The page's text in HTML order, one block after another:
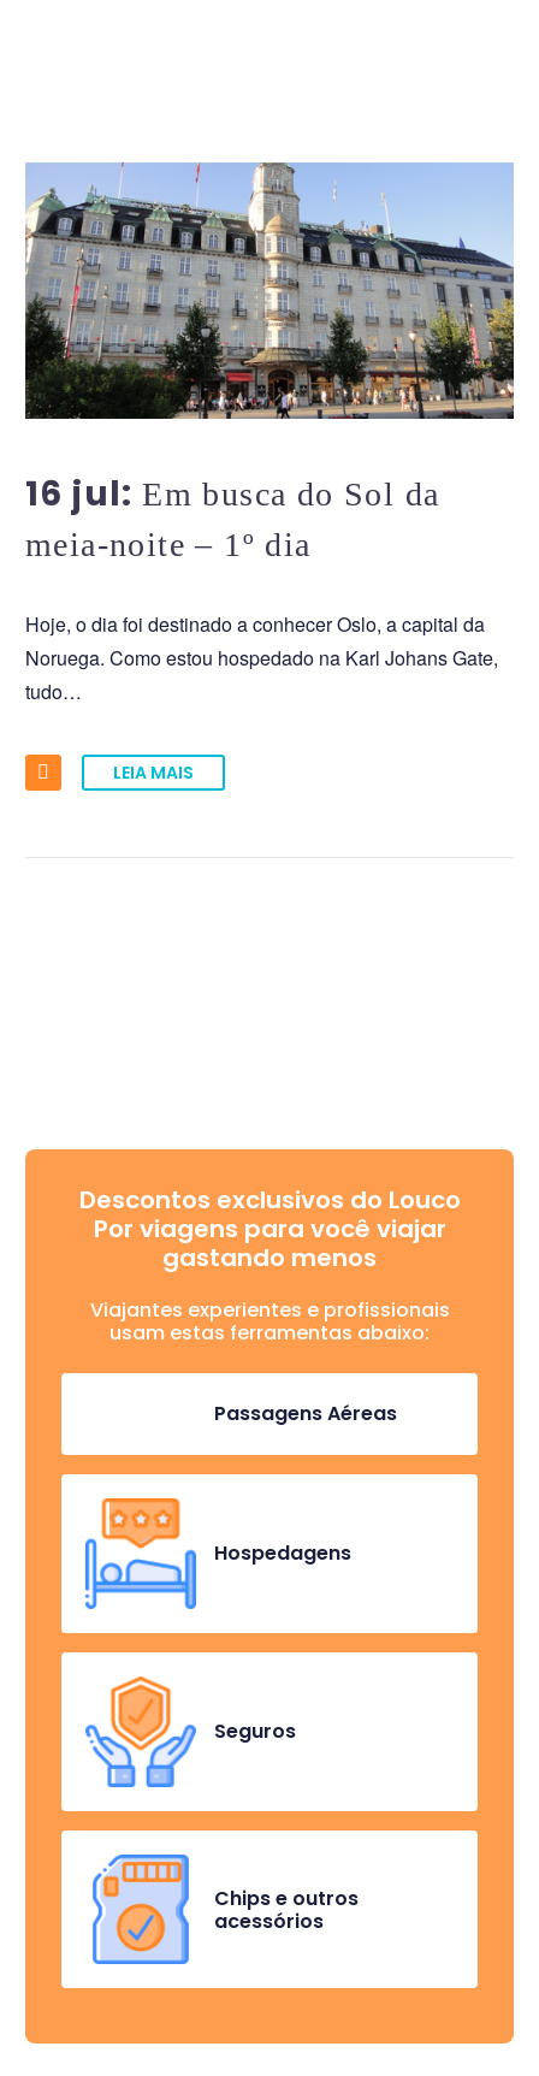
0 0
16 jul:Em busca do Sol da
meia-noite – 1º dia
Hoje, o dia foi destinado a conhecer Oslo, a capital da
Noruega. Como estou hospedado na Karl Johans Gate,
tudo…
LEIA MAIS
Descontos exclusivos do Louco
Por viagens para você viajar
gastando menos
Viajantes experientes e profissionais
usam estas ferramentas abaixo:
Passagens Aéreas
Hospedagens
Seguros
Chips e outros
acessórios